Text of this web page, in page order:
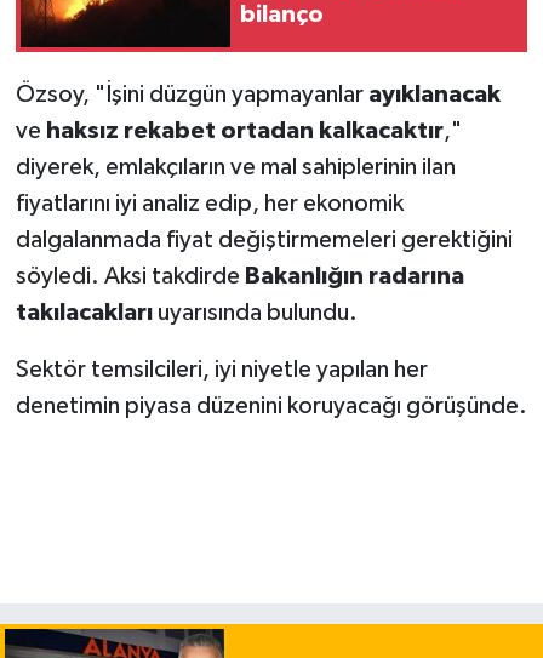
bilanço
Özsoy, "İşini düzgün yapmayanlar ayıklanacak
ve haksız rekabet ortadan kalkacaktır,"
diyerek, emlakçıların ve mal sahiplerinin ilan
fiyatlarını iyi analiz edip, her ekonomik
dalgalanmada fiyat değiştirmemeleri gerektiğini
söyledi. Aksi takdirde Bakanlığın radarına
takılacaklarıuyarısında bulundu.
Sektör temsilcileri, iyi niyetle yapılan her
denetimin piyasa düzenini koruyacağı görüşünde.